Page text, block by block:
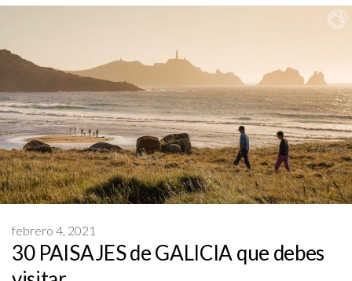
30 PAISAJES de GALICIA que debes
febrero 4, 2021